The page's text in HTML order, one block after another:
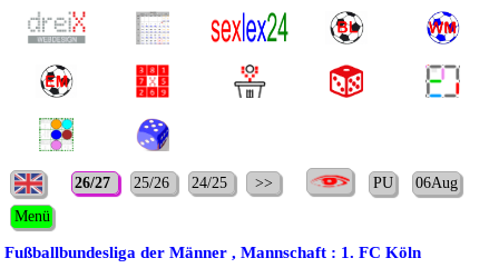
26/27 25/26 24/25 >> PU
06Aug
Menü
Fußballbundesliga der Männer , Mannschaft : 1. FC Köln